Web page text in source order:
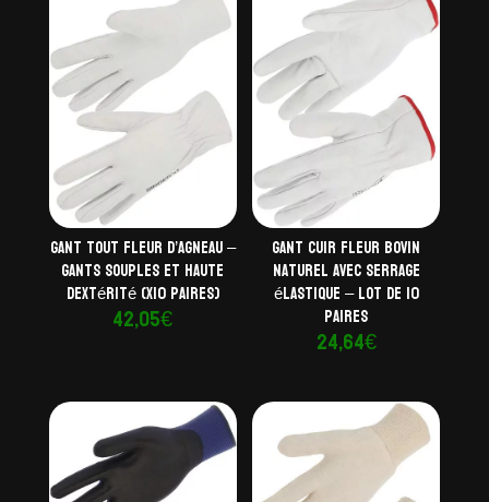
Gant tout fleur d’agneau –
Gants souples et haute
dextérité (x10 paires)
42,05€
Gant cuir fleur bovin
naturel avec serrage
élastique – Lot de 10
paires
24,64€